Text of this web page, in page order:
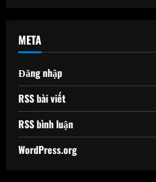
META
Đăng nhập
RSS bài viết
RSS bình luận
WordPress.org